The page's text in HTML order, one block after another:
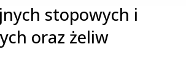
stopowych i
oraz żeliw